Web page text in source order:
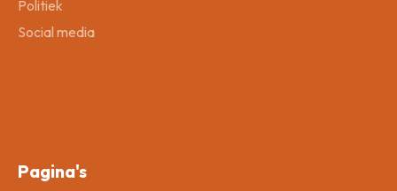
Politiek
Social media
Pagina's